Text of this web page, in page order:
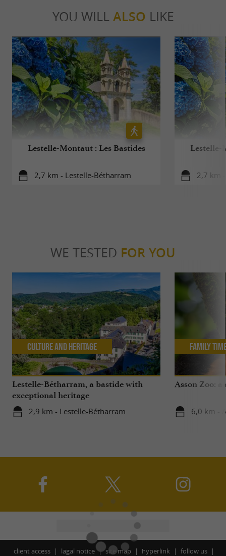
YOU WILL ALSO LIKE
Lestelle-Montaut : Les Bastides
2,7 km - Lestelle-Bétharram
Lestelle-
2,7 km
WE TESTED FOR YOU
Lestelle-Bétharram, a bastide with
exceptional heritage
2,9 km - Lestelle-Bétharram
Culture and Heritage
Asson Zoo:
6,0 km -
Family
client access lagal notice site map hyperlink follow us